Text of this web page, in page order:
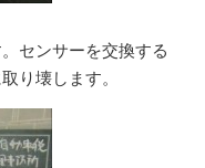
センサーを交換する
り壊します。